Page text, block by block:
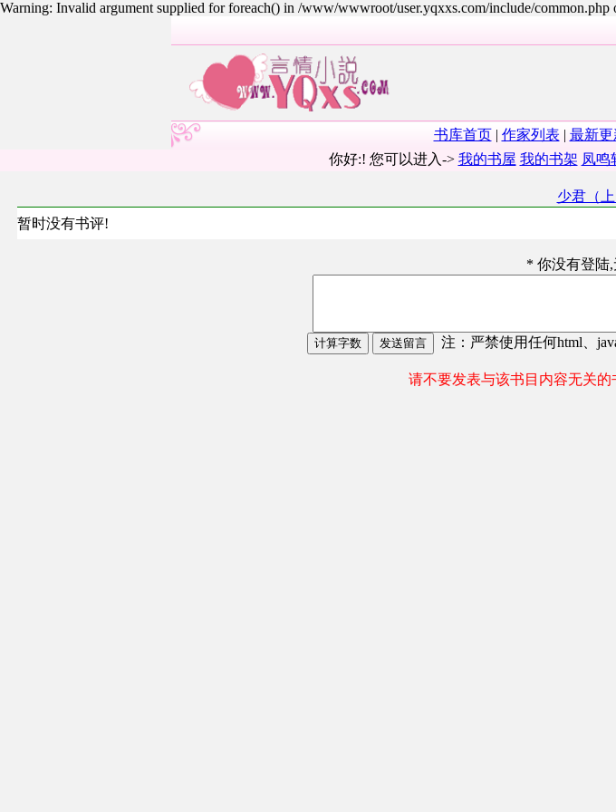
Warning: Invalid argument supplied for foreach() in /www/wwwroot/user.yqxxs.com/include/common.php
书库首页| 作家列表 | 最新更
你好:! 您可以进入-> 我的书屋 我的书架 凤鸣
少君（上
暂时没有书评!
* 你没有登陆
注：严禁使用任何html、
请不要发表与该书目内容无关